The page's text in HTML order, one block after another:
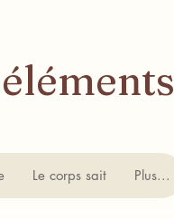
Le corps sait Plus...